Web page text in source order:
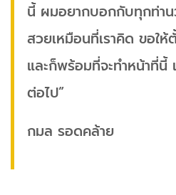
นี้ ผมอยากบอกกับทุกท่าน
สวยเหมือนที่เราคิด ขอใ
และก็พร้อมที่จะทำหน้าที่นี้
ต่อไป”
กมล รอดคล้าย